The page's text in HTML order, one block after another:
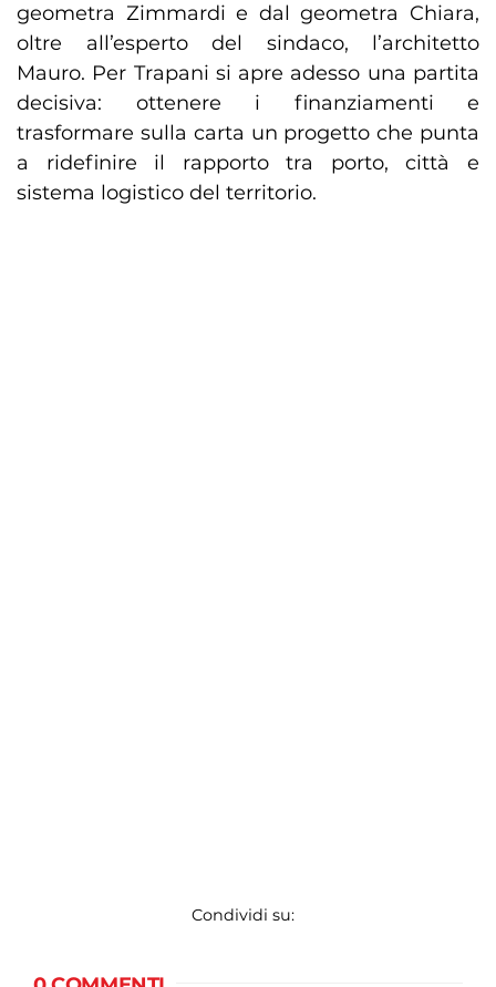
geometra Zimmardi e dal geometra Chiara,
oltre all’esperto del sindaco, l’architetto
Mauro. Per Trapani si apre adesso una partita
decisiva: ottenere i finanziamenti e
trasformare sulla carta un progetto che punta
a ridefinire il rapporto tra porto, città e
sistema logistico del territorio.
Condividi su: